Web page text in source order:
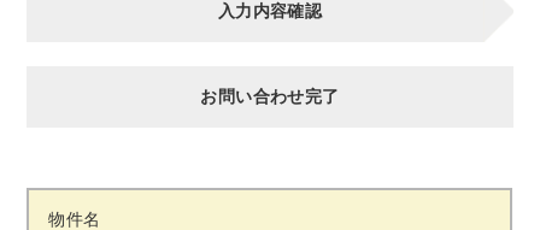
入力内容確認
お問い合わせ完了
物件名